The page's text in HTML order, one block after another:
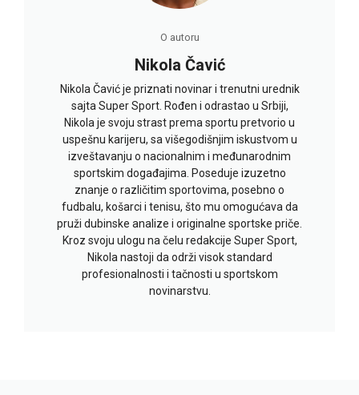
O autoru
Nikola Čavić
Nikola Čavić je priznati novinar i trenutni urednik
sajta Super Sport. Rođen i odrastao u Srbiji,
Nikola je svoju strast prema sportu pretvorio u
uspešnu karijeru, sa višegodišnjim iskustvom u
izveštavanju o nacionalnim i međunarodnim
sportskim događajima. Poseduje izuzetno
znanje o različitim sportovima, posebno o
fudbalu, košarci i tenisu, što mu omogućava da
pruži dubinske analize i originalne sportske priče.
Kroz svoju ulogu na čelu redakcije Super Sport,
Nikola nastoji da održi visok standard
profesionalnosti i tačnosti u sportskom
novinarstvu.